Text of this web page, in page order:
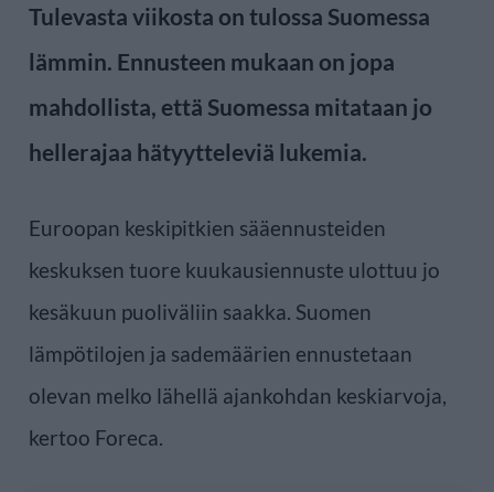
Tulevasta viikosta on tulossa Suomessa
lämmin. Ennusteen mukaan on jopa
mahdollista, että Suomessa mitataan jo
hellerajaa hätyytteleviä lukemia.
Euroopan keskipitkien sääennusteiden
keskuksen tuore kuukausiennuste ulottuu jo
kesäkuun puoliväliin saakka. Suomen
lämpötilojen ja sademäärien ennustetaan
olevan melko lähellä ajankohdan keskiarvoja,
kertoo Foreca.